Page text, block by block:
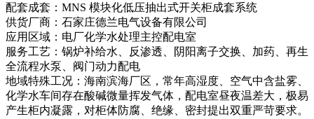
配套成套：MNS 模块化低压抽出式开关柜成套系统
供货厂商：石家庄德兰电气设备有限公司
应用区域：电厂化学水处理主控配电室
服务工艺：锅炉补给水、反渗透、阴阳离子交换、加药、再生
全流程水泵、阀门动力配电
地域特殊工况：海南滨海厂区，常年高湿度、空气中含盐雾、
化学水车间存在酸碱微量挥发气体，配电室昼夜温差大，极易
产生柜内凝露，对柜体防腐、绝缘、密封提出双重严苛要求。